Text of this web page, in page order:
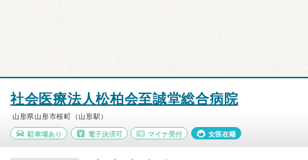
社会医療法人松柏会至誠堂総合病院
山形県山形市桜町（山形駅）
駐車場あり 電子決済可 マイナ受付 女医在籍